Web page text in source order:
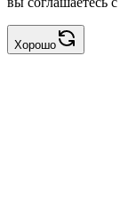
Хорошо